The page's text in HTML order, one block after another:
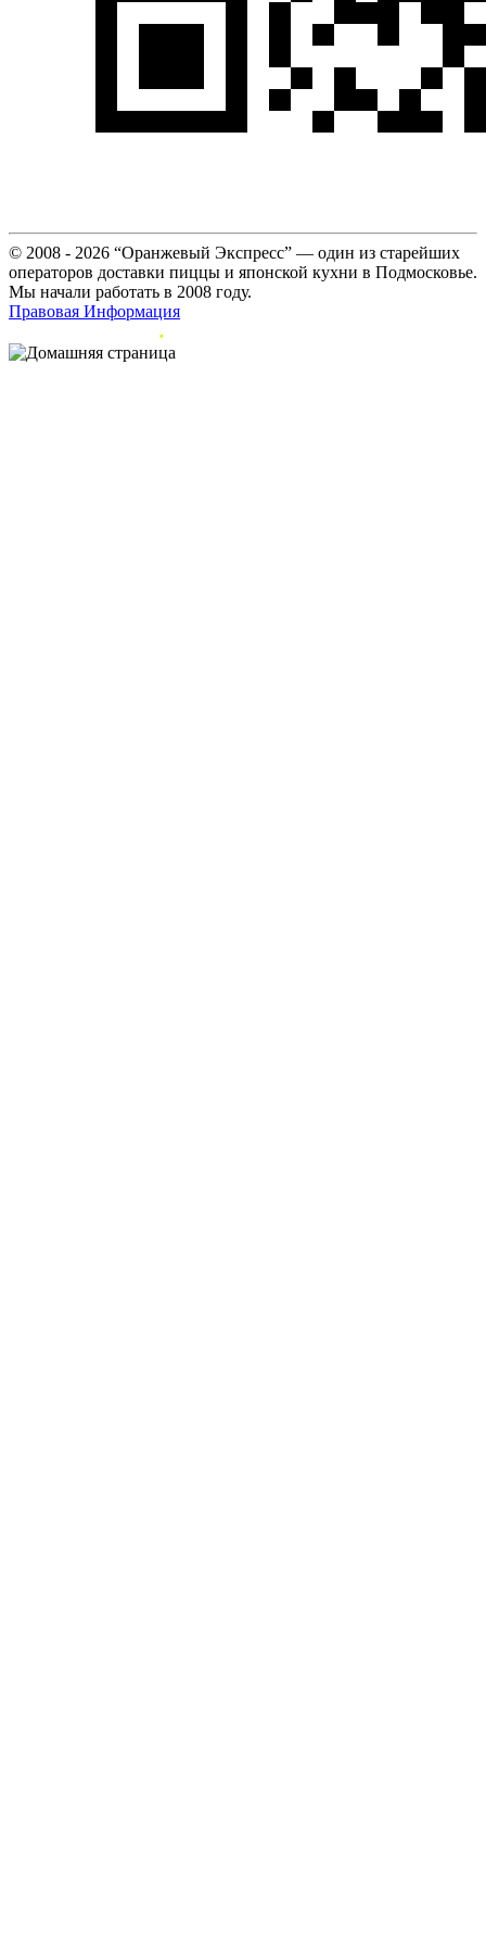
© 2008 - 2026 “Оранжевый Экспресс” — один из старейших
операторов доставки пиццы и японской кухни в Подмосковье.
Мы начали работать в 2008 году.
Правовая Информация